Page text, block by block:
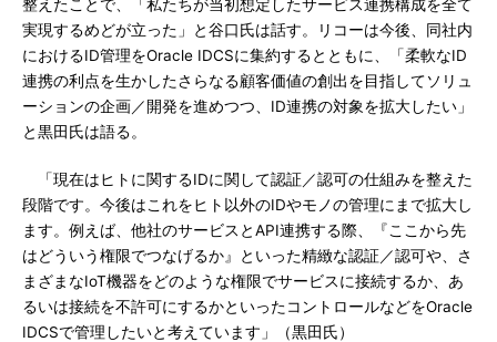
整えたことで、「私たちが当初想定したサービス連携構成を全て
実現するめどが立った」と谷口氏は話す。リコーは今後、同社内
におけるID管理をOracle IDCSに集約するとともに、「柔軟なID
連携の利点を生かしたさらなる顧客価値の創出を目指してソリュ
ーションの企画／開発を進めつつ、ID連携の対象を拡大したい」
と黒田氏は語る。
「現在はヒトに関するIDに関して認証／認可の仕組みを整えた
段階です。今後はこれをヒト以外のIDやモノの管理にまで拡大し
ます。例えば、他社のサービスとAPI連携する際、『ここから先
はどういう権限でつなげるか』といった精緻な認証／認可や、さ
まざまなIoT機器をどのような権限でサービスに接続するか、あ
るいは接続を不許可にするかといったコントロールなどをOracle
IDCSで管理したいと考えています」（黒田氏）